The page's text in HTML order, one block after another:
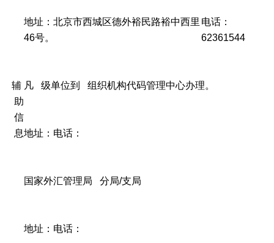
辅
助
信
息
地址：北京市西城区德外裕民路裕中西里
46号。
电话：
62361544
凡 级单位到 组织机构代码管理中心办理。
地址： 电话：
国家外汇管理局 分局/支局
地址： 电话：